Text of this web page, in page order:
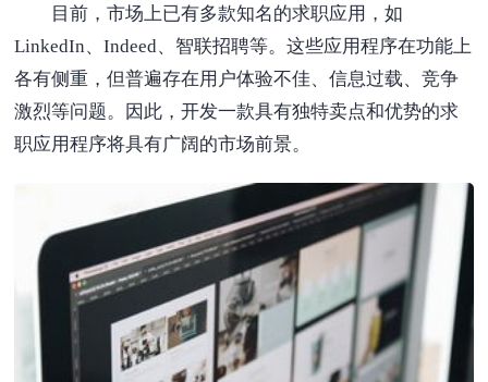
目前，市场上已有多款知名的求职应用，如
LinkedIn、Indeed、智联招聘等。这些应用程序在功能上
各有侧重，但普遍存在用户体验不佳、信息过载、竞争
激烈等问题。因此，开发一款具有独特卖点和优势的求
职应用程序将具有广阔的市场前景。